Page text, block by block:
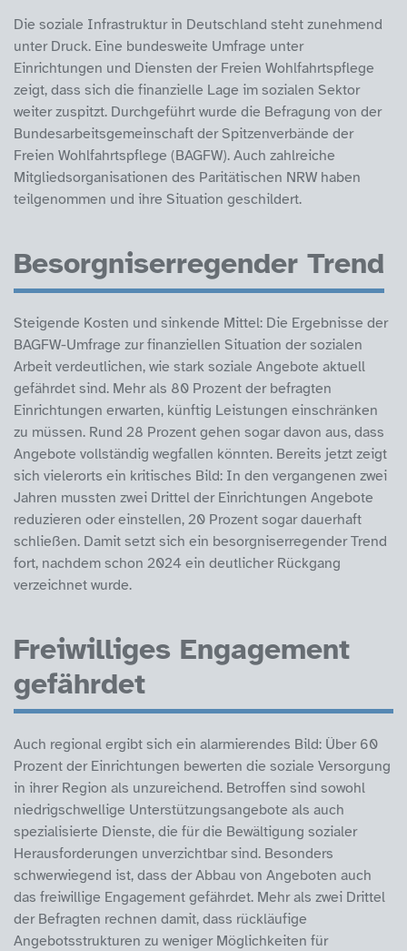
Die soziale Infrastruktur in Deutschland steht zunehmend
unter Druck. Eine bundesweite Umfrage unter
Einrichtungen und Diensten der Freien Wohlfahrtspflege
zeigt, dass sich die finanzielle Lage im sozialen Sektor
weiter zuspitzt. Durchgeführt wurde die Befragung von der
Bundesarbeitsgemeinschaft der Spitzenverbände der
Freien Wohlfahrtspflege (BAGFW). Auch zahlreiche
Mitgliedsorganisationen des Paritätischen NRW haben
teilgenommen und ihre Situation geschildert.
Besorgniserregender Trend
Steigende Kosten und sinkende Mittel: Die Ergebnisse der
BAGFW-Umfrage zur finanziellen Situation der sozialen
Arbeit verdeutlichen, wie stark soziale Angebote aktuell
gefährdet sind. Mehr als 80 Prozent der befragten
Einrichtungen erwarten, künftig Leistungen einschränken
zu müssen. Rund 28 Prozent gehen sogar davon aus, dass
Angebote vollständig wegfallen könnten. Bereits jetzt zeigt
sich vielerorts ein kritisches Bild: In den vergangenen zwei
Jahren mussten zwei Drittel der Einrichtungen Angebote
reduzieren oder einstellen, 20 Prozent sogar dauerhaft
schließen. Damit setzt sich ein besorgniserregender Trend
fort, nachdem schon 2024 ein deutlicher Rückgang
verzeichnet wurde.
Freiwilliges Engagement
gefährdet
Auch regional ergibt sich ein alarmierendes Bild: Über 60
Prozent der Einrichtungen bewerten die soziale Versorgung
in ihrer Region als unzureichend. Betroffen sind sowohl
niedrigschwellige Unterstützungsangebote als auch
spezialisierte Dienste, die für die Bewältigung sozialer
Herausforderungen unverzichtbar sind. Besonders
schwerwiegend ist, dass der Abbau von Angeboten auch
das freiwillige Engagement gefährdet. Mehr als zwei Drittel
der Befragten rechnen damit, dass rückläufige
Angebotsstrukturen zu weniger Möglichkeiten für